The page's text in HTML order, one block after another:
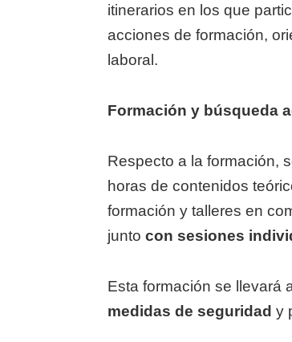
itinerarios en los que
acciones de formación,
laboral.
Formación y búsqueda
Respecto a la formación,
horas de contenidos
formación y talleres en
juntocon sesiones
Esta formación se llevará
medidas de seguridad y